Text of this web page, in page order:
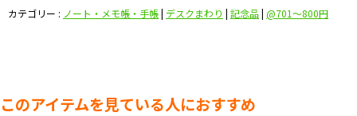
カテゴリー : ノート・メモ帳・手帳| デスクまわり | 記念品| @701〜800円
このアイテムを見ている人におすすめ